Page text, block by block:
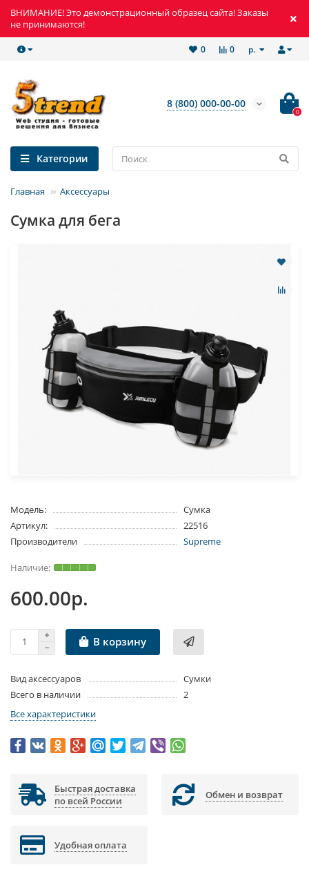
ВНИМАНИЕ! Это демонстрационный образец сайта! Заказы
не принимаются!
р.
0
0
8 (800) 000-00-00
0
Категории
Главная Аксессуары
Сумка для бега
Модель:
Сумка
Артикул:
22516
Производители
Supreme
600.00р.
В корзину
Вид аксессуаров
Сумки
Всего в наличии
2
Все характеристики
Быстрая доставка
по всей России
Обмен и возврат
Удобная оплата